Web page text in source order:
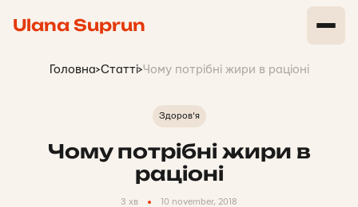
Ulana Suprun
Головна>Статті>Чому потрібні жири в раціоні
Здоров'я
Чому потрібні жири в
раціоні
3 хв 10 november, 2018